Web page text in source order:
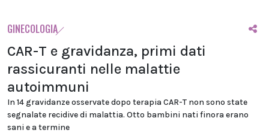
GINECOLOGIA
CAR-T e gravidanza, primi dati
rassicuranti nelle malattie
autoimmuni
In 14 gravidanze osservate dopo terapia CAR-T non sono state
segnalate recidive di malattia. Otto bambini nati finora erano
sani e a termine